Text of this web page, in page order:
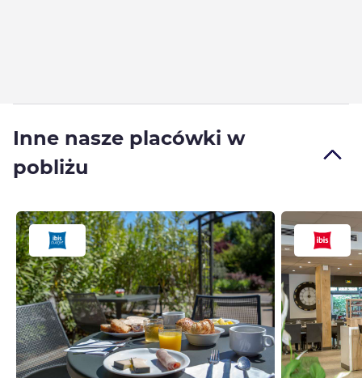
Inne nasze placówki w
pobliżu